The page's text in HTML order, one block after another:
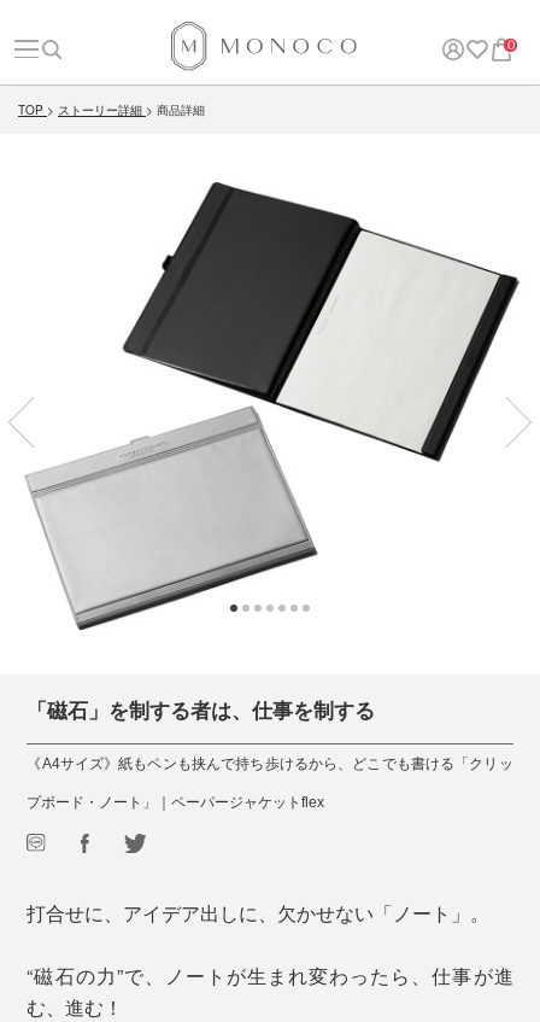
0
TOP ストーリー詳細 商品詳細
「磁石」を制する者は、仕事を制する
《A4サイズ》紙もペンも挟んで持ち歩けるから、どこでも書ける「クリッ
プボード・ノート」｜ペーパージャケットflex
打合せに、アイデア出しに、欠かせない「ノート」。
“磁石の力”で、ノートが生まれ変わったら、仕事が進
む、進む！